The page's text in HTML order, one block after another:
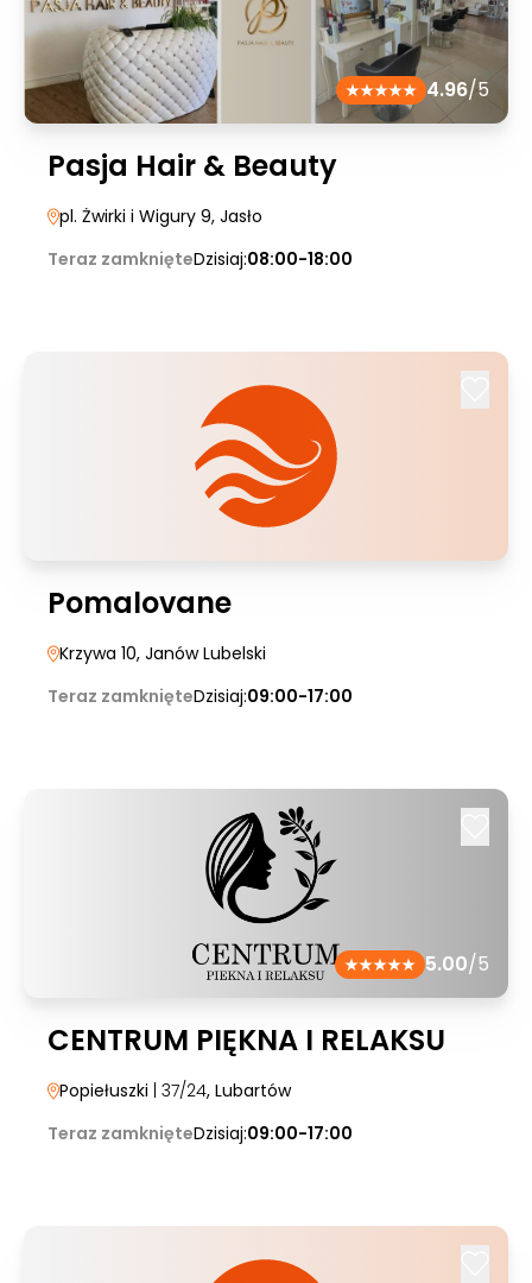
4.96/5
Pasja Hair & Beauty
pl. Żwirki i Wigury 9, Jasło
Teraz zamknięteDzisiaj:08:00-18:00
Pomalovane
Krzywa 10, Janów Lubelski
Teraz zamknięteDzisiaj:09:00-17:00
5.00/5
CENTRUM PIĘKNA I RELAKSU
Popiełuszki | 37/24, Lubartów
Teraz zamknięteDzisiaj:09:00-17:00